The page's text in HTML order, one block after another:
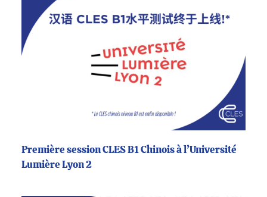
Première session CLES B1 Chinois à l’Université
Lumière Lyon 2